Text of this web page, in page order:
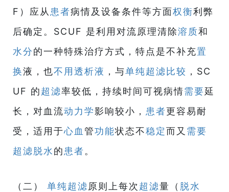
F）应从 患者病情及设备条件等方面权衡利弊
后确定。SCUF 是利用对流原理清除溶质和
水分的一种特殊治疗方式，特点是不补充置
换液，也不用 透析液 ，与单纯超滤 比较 ，SC
UF 的超滤率较低，持续时间可视病情需要延
长，对血流动力学影响较小， 患者更容易耐
受，适用于心血 管功能状态不稳定而又 需要
超滤脱水的患者。
（二） 单纯超滤 原则上每次 超滤量（ 脱水